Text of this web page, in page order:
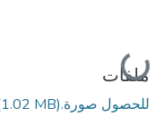
جاري التحميل...
ملفات
للحصول صورة.pngMB)